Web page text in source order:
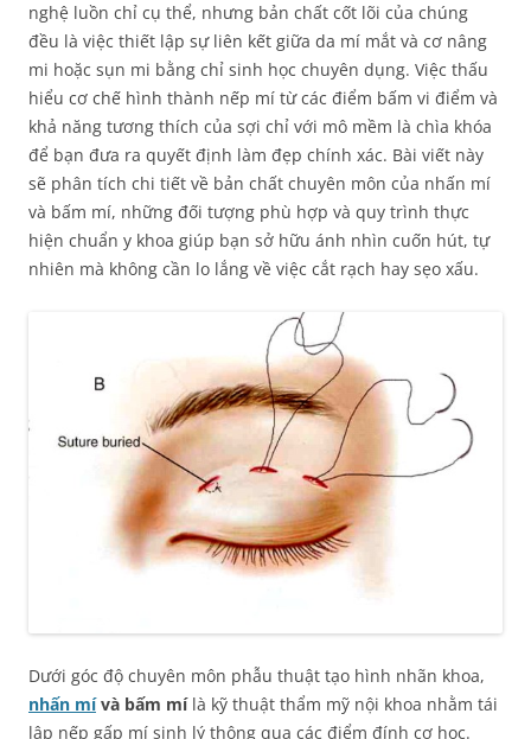
nghệ luồn chỉ cụ thể, nhưng bản chất cốt lõi của chúng
đều là việc thiết lập sự liên kết giữa da mí mắt và cơ nâng
mi hoặc sụn mi bằng chỉ sinh học chuyên dụng. Việc thấu
hiểu cơ chế hình thành nếp mí từ các điểm bấm vi điểm và
khả năng tương thích của sợi chỉ với mô mềm là chìa khóa
để bạn đưa ra quyết định làm đẹp chính xác. Bài viết này
sẽ phân tích chi tiết về bản chất chuyên môn của nhấn mí
và bấm mí, những đối tượng phù hợp và quy trình thực
hiện chuẩn y khoa giúp bạn sở hữu ánh nhìn cuốn hút, tự
nhiên mà không cần lo lắng về việc cắt rạch hay sẹo xấu.
Dưới góc độ chuyên môn phẫu thuật tạo hình nhãn khoa,
nhấn mívà bấm mílà kỹ thuật thẩm mỹ nội khoa nhằm tái
lập nếp gấp mí sinh lý thông qua các điểm đính cơ học.